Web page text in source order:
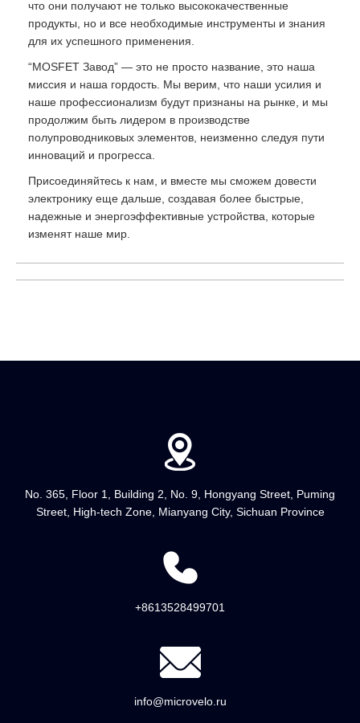
что они получают не только высококачественные
продукты, но и все необходимые инструменты и знания
для их успешного применения.
“MOSFET Завод” — это не просто название, это наша
миссия и наша гордость. Мы верим, что наши усилия и
наше профессионализм будут признаны на рынке, и мы
продолжим быть лидером в производстве
полупроводниковых элементов, неизменно следуя пути
инноваций и прогресса.
Присоединяйтесь к нам, и вместе мы сможем довести
электронику еще дальше, создавая более быстрые,
надежные и энергоэффективные устройства, которые
изменят наше мир.
No. 365, Floor 1, Building 2, No. 9, Hongyang Street, Puming
Street, High-tech Zone, Mianyang City, Sichuan Province
+8613528499701
info@microvelo.ru